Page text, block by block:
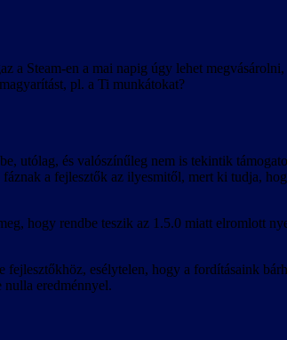
Steam-en a mai napig úgy lehet
pl. a Ti munkátokat?
utólag, és valószínűleg nem is tekintik
a fejlesztők az ilyesmitől, mert ki tudja,
hogy rendbe teszik az 1.5.0 miatt elromlott
esélytelen, hogy a fordításaink
eredménnyel.